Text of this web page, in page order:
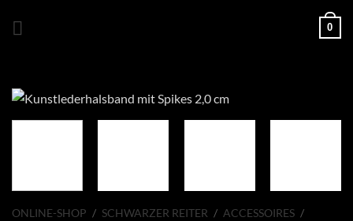
0
ONLINE-SHOP / SCHWARZER REITER / ACCESSOIRES /